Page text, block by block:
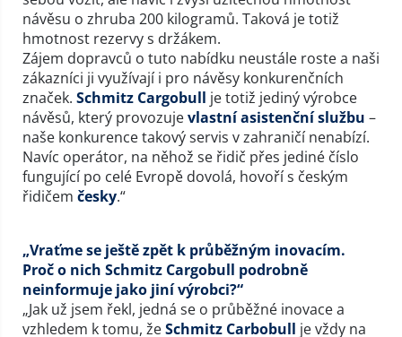
návěsu o zhruba 200 kilogramů. Taková je totiž
hmotnost rezervy s držákem.
Zájem dopravců o tuto nabídku neustále roste a naši
zákazníci ji využívají i pro návěsy konkurenčních
značek. Schmitz Cargobull je totiž jediný výrobce
návěsů, který provozujevlastní asistenční službu –
naše konkurence takový servis v zahraničí nenabízí.
Navíc operátor, na něhož se řidič přes jediné číslo
fungující po celé Evropě dovolá, hovoří s českým
řidičem česky.“
„Vraťme se ještě zpět k průběžným inovacím.
Proč o nich Schmitz Cargobull podrobně
neinformuje jako jiní výrobci?“
„Jak už jsem řekl, jedná se o průběžné inovace a
vzhledem k tomu, žeSchmitz Carbobull je vždy na